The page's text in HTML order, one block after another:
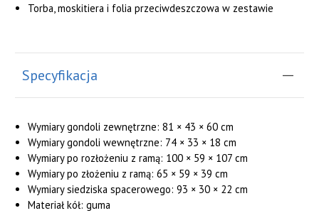
Torba, moskitiera i folia przeciwdeszczowa w zestawie
Specyfikacja
Wymiary gondoli zewnętrzne: 81 × 43 × 60 cm
Wymiary gondoli wewnętrzne: 74 × 33 × 18 cm
Wymiary po rozłożeniu z ramą: 100 × 59 × 107 cm
Wymiary po złożeniu z ramą: 65 × 59 × 39 cm
Wymiary siedziska spacerowego: 93 × 30 × 22 cm
Materiał kół: guma